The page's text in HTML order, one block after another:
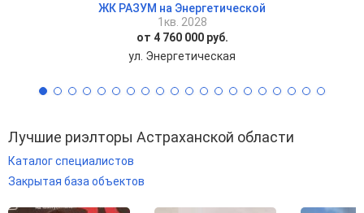
ЖК РАЗУМ на Энергетической
1кв. 2028
от 4 760 000 руб.
ул. Энергетическая
Лучшие риэлторы Астраханской области
Каталог специалистов
Закрытая база объектов